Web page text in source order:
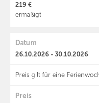
219 €
ermäßigt
Datum
26.10.2026 - 30.10.2026
Preis gilt für eine
Preis